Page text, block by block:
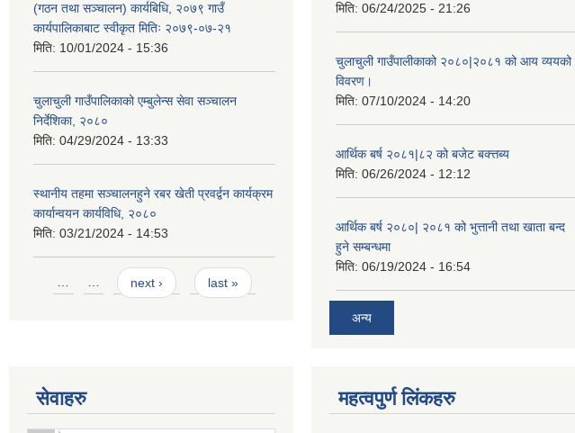
(गठन तथा सञ्चालन) कार्यबिधि, २०७९ गाउँ
कार्यपालिकाबाट स्वीकृत मितिः २०७९-०७-२१
मिति: 10/01/2024 - 15:36
चुलाचुली गाउँपालिकाको एम्बुलेन्स सेवा सञ्चालन
निर्देशिका, २०८०
मिति: 04/29/2024 - 13:33
स्थानीय तहमा सञ्चालनहुने रबर खेती प्रवर्द्वन कार्यक्रम
कार्यान्वयन कार्यविधि, २०८०
मिति: 03/21/2024 - 14:53
Pages
… … next › last »
मिति: 06/24/2025 - 21:26
चुलाचुली गाउँपालीकाको २०८०|२०८१ को आय व्ययको
विवरण।
मिति: 07/10/2024 - 14:20
आर्थिक बर्ष २०८१|८२ को बजेट बक्त्तब्य
मिति: 06/26/2024 - 12:12
आर्थिक बर्ष २०८०| २०८१ को भुत्तानी तथा खाता बन्द
हुने सम्बन्धमा
मिति: 06/19/2024 - 16:54
अन्य
सेवाहरु महत्वपुर्ण लिंकहरु